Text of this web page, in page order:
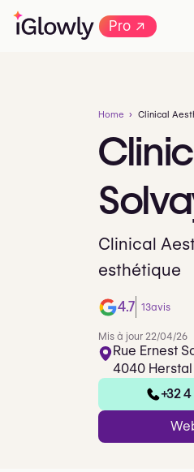
Pro→
Home Clinical
Clinical
esthétique
4.7 13avis
Mis à jour 22/04/26
Rue Ernest
4040 Herstal
+32 4